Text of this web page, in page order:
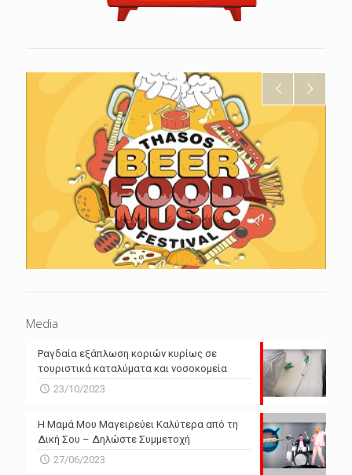
Media
Ραγδαία εξάπλωση κοριών κυρίως σε
τουριστικά καταλύματα και νοσοκομεία
23/10/2023
Η Μαμά Μου Μαγειρεύει Καλύτερα από τη
Δική Σου – Δηλώστε Συμμετοχή
27/06/2023